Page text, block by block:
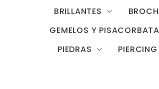
BRILLANTES
GEMELOS Y
PIEDRAS
PIERCING